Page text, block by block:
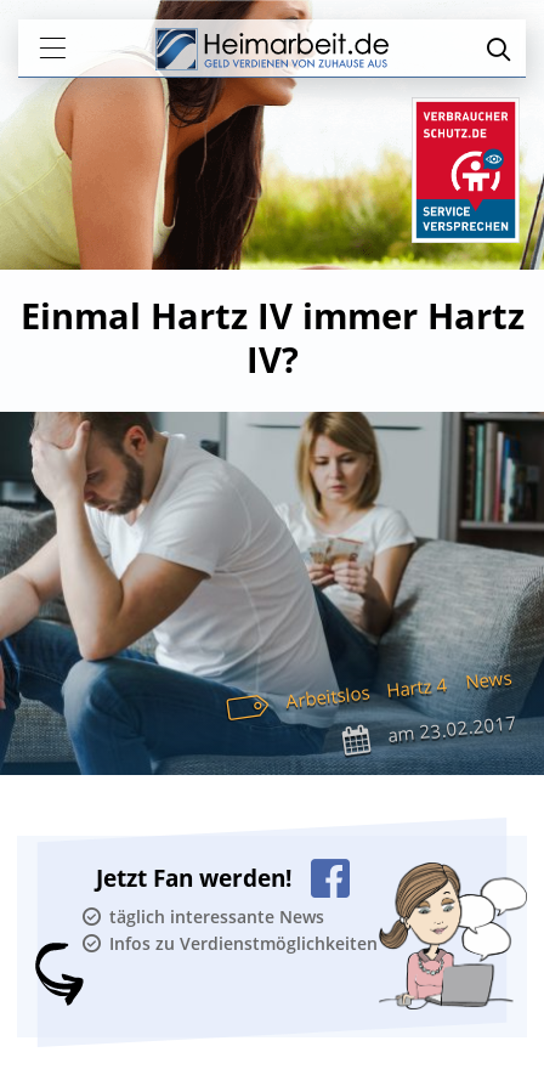
Einmal Hartz IV immer Hartz
IV?
Arbeitslos Hartz 4 News
am23.02.2017
Jetzt Fan werden!
täglich interessante News
Infos zu Verdienstmöglichkeiten